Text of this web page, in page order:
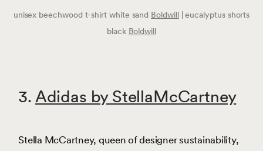
unisex beechwood t-shirt white sand Boldwill| eucalyptus shorts
black Boldwill
3. Adidas by StellaMcCartney
Stella McCartney, queen of designer sustainability,